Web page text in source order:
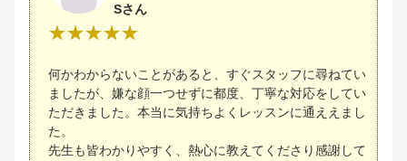
Sさん
何かわからないことがあると、すぐスタッフに尋ねてい
ましたが、嫌な顔一つせずに都度、丁寧な対応をしてい
ただきました。本当に気持ちよくレッスンに通ええまし
た。
先生も皆わかりやすく、熱心に教えてくださり感謝して